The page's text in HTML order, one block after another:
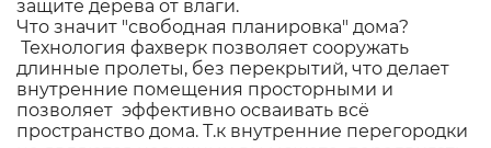
защите дерева от влаги.
Что значит "свободная планировка" дома?
Технология фахверк позволяет сооружать
длинные пролеты, без перекрытий, что делает
внутренние помещения просторными и
позволяет эффективно осваивать всё
пространство дома. Т.к внутренние перегородки